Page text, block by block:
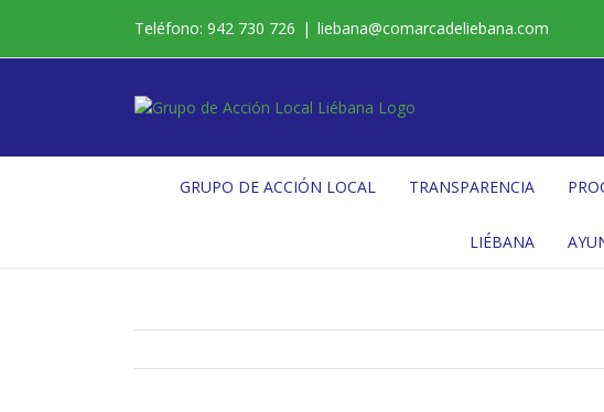
contenido
Teléfono: 942 730 726 | liebana@comarcadeliebana.com
GRUPO DE ACCIÓN LOCAL TRANSPARENCIA
LIÉBANA